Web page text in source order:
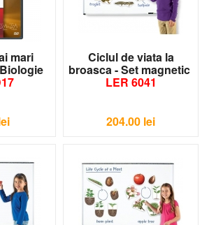
mari Ciclul de viata la
broasca - Set magnetic
LER 6041
204.00 lei